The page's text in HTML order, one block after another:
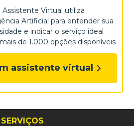
Assistente Virtual utiliza
Artificial para entender sua
e indicar o serviço ideal
de 1.000 opções disponíveis
assistente virtual
SERVIÇOS